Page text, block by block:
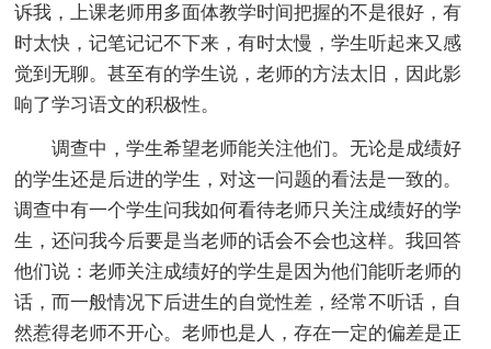
诉我，上课老师用多面体教学时间把握的不是很好，有
时太快，记笔记记不下来，有时太慢，学生听起来又感
觉到无聊。甚至有的学生说，老师的方法太旧，因此影
响了学习语文的积极性。
调查中，学生希望老师能关注他们。无论是成绩好
的学生还是后进的学生，对这一问题的看法是一致的。
调查中有一个学生问我如何看待老师只关注成绩好的学
生，还问我今后要是当老师的话会不会也这样。我回答
他们说：老师关注成绩好的学生是因为他们能听老师的
话，而一般情况下后进生的自觉性差，经常不听话，自
然惹得老师不开心。老师也是人，存在一定的偏差是正